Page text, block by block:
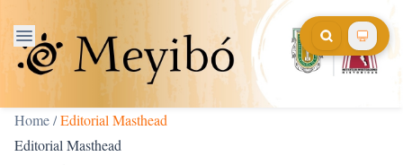
Home/Editorial Masthead
Editorial Masthead